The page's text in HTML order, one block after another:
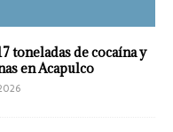
toneladas de cocaína y
en Acapulco